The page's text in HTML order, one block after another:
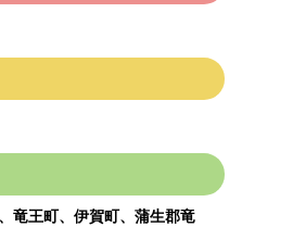
竜王町、伊賀町、蒲生郡竜